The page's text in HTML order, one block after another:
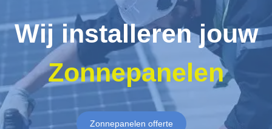
Wij installeren jouw
Zonnepanelen
Zonnepanelen offerte